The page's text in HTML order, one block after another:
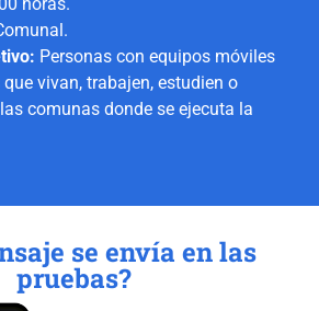
Personas con equipos móviles
vivan, trabajen, estudien o
comunas donde se ejecuta la
se envía en las
pruebas?